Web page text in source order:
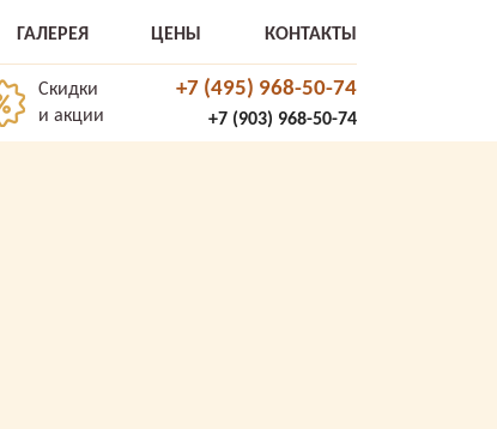
ГАЛЕРЕЯ ЦЕНЫ КОНТАКТЫ
Скидки
и акции
+7 (495) 968-50-74
+7 (903) 968-50-74